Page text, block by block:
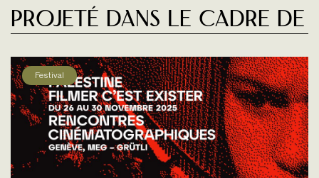
Projeté dans le cadre de
Festival